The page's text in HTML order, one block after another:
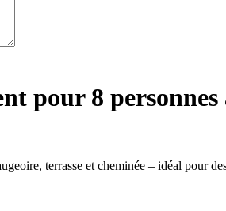
pour 8
terrasse et cheminée – idéal pour